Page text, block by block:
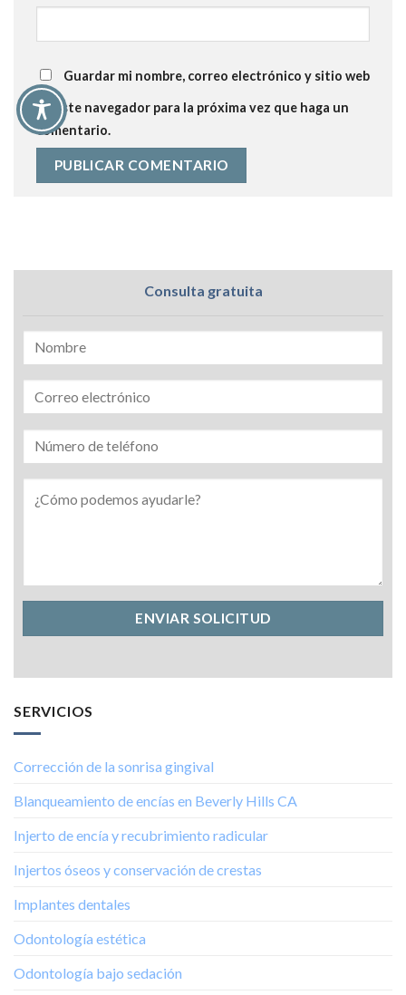
Guardar mi nombre, correo electrónico y sitio web
en este navegador para la próxima vez que haga un
comentario.
Consulta gratuita
SERVICIOS
Corrección de la sonrisa gingival
Blanqueamiento de encías en Beverly Hills CA
Injerto de encía y recubrimiento radicular
Injertos óseos y conservación de crestas
Implantes dentales
Odontología estética
Odontología bajo sedación